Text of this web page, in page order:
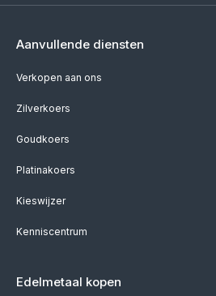
Aanvullende diensten
Verkopen aan ons
Zilverkoers
Goudkoers
Platinakoers
Kieswijzer
Kenniscentrum
Edelmetaal kopen